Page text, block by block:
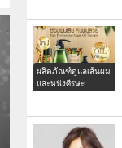
ผลิตภัณฑ์ดูแลเส้นผม
และหนังศีรษะ